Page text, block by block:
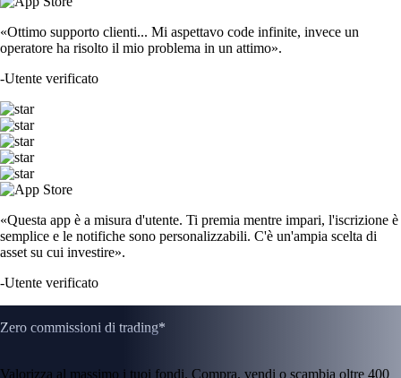
«Ottimo supporto clienti... Mi aspettavo code infinite, invece un
operatore ha risolto il mio problema in un attimo».
-Utente verificato
«Questa app è a misura d'utente. Ti premia mentre impari, l'iscrizione è
semplice e le notifiche sono personalizzabili. C'è un'ampia scelta di
asset su cui investire».
-Utente verificato
Zero commissioni di trading*
Valorizza al massimo i tuoi fondi. Compra, vendi o scambia oltre 400